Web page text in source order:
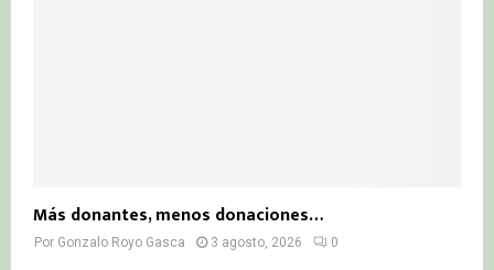
Más donantes, menos donaciones…
Por Gonzalo Royo Gasca 3 agosto, 2026 0